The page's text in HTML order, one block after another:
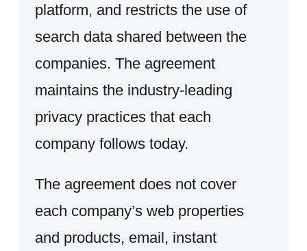
platform, and restricts the use of
search data shared between the
companies. The agreement
maintains the industry-leading
privacy practices that each
company follows today.
The agreement does not cover
each company’s web properties
and products, email, instant